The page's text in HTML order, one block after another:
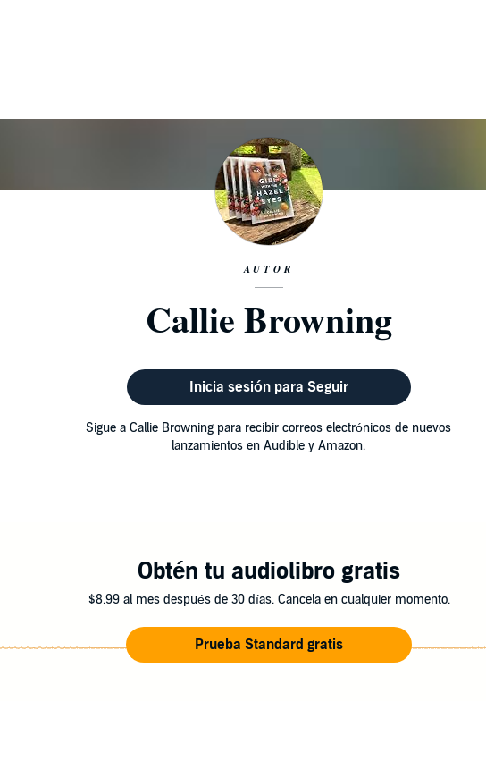
AUTOR
Callie Browning
Inicia sesión para Seguir
Sigue a Callie Browning para recibir correos electrónicos de nuevos
lanzamientos en Audible y Amazon.
Obtén tu audiolibro gratis
$8.99 al mes después de 30 días. Cancela en cualquier momento.
Prueba Standard gratis